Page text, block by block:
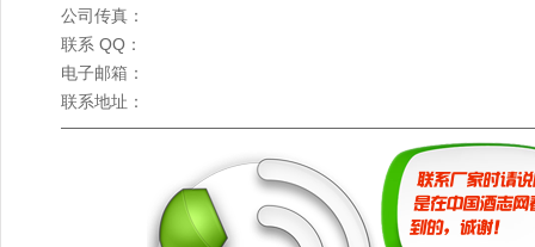
公司传真：
联系 QQ：
电子邮箱：
联系地址：